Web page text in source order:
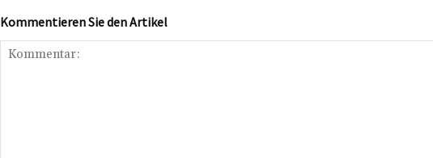
Kommentieren Sie den Artikel